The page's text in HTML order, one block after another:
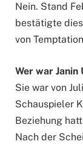
Nein. Stand
bestätigte
von
Wer war Janin
Sie war von
Schauspieler
Beziehung
Nach der